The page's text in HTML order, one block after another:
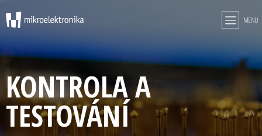
MENU
KONTROLA A
TESTOVÁNÍ